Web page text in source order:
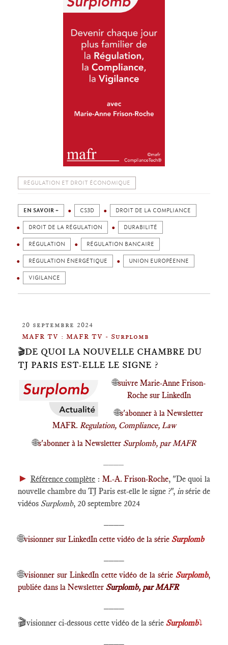
RÉGULATION ET DROIT ÉCONOMIQUE
EN SAVOIR + CS3D DROIT DE LA COMPLIANCE
DROIT DE LA RÉGULATION DURABILITÉ
RÉGULATION RÉGULATION BANCAIRE
RÉGULATION ÉNERGÉTIQUE UNION EUROPÉENNE
VIGILANCE
20 septembre 2024
MAFR TV : MAFR TV - Surplomb
🎬DE QUOI LA NOUVELLE CHAMBRE DU
TJ PARIS EST-ELLE LE SIGNE ?
🌐suivre Marie-Anne Frison-
Roche sur LinkedIn
🌐s'abonner à la Newsletter
MAFR. Regulation, Compliance, Law
🌐s'abonner à la NewsletterSurplomb, par MAFR
► Référence complète : M.-A. Frison-Roche, "De quoi la
nouvelle chambre du TJ Paris est-elle le signe ?", insérie de
vidéos Surplomb, 20 septembre 2024
🌐visionner sur LinkedIn cette vidéo de la série Surplomb
🌐visionner sur LinkedIn cette vidéo de la sérieSurplomb,
publiée dans la Newsletter Surplomb, par MAFR
🎬visionner ci-dessous cette vidéo de la série Surplomb⤵️